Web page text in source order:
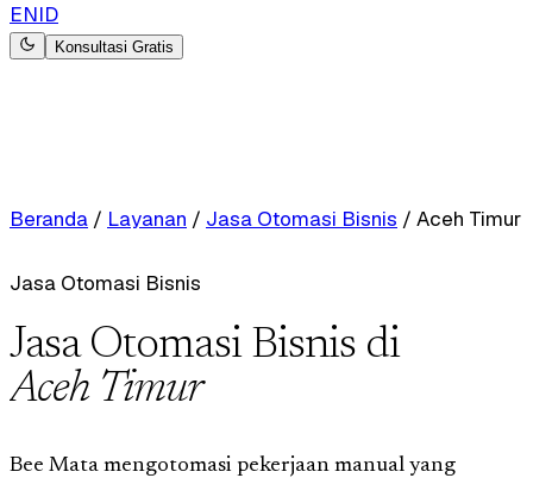
ENID
Konsultasi Gratis
Beranda / Layanan / Jasa Otomasi Bisnis / Aceh Timur
Jasa Otomasi Bisnis
Jasa Otomasi Bisnis di
Aceh Timur
Bee Mata mengotomasi pekerjaan manual yang